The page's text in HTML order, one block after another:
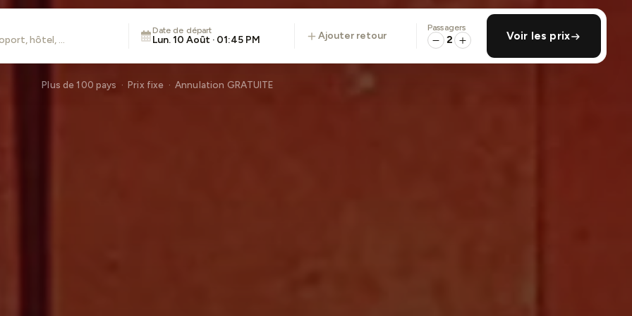
Date de départ
Lun. 10 Août · 01:45 PM ajouter retour
Passagers
2 Voir les prix
Plus de 100 pays · Prix fixe · Annulation GRATUITE